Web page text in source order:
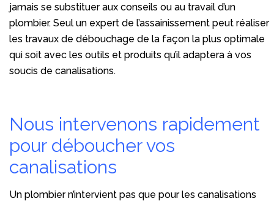
jamais se substituer aux conseils ou au travail d’un
plombier. Seul un expert de l’assainissement peut réaliser
les travaux de débouchage de la façon la plus optimale
qui soit avec les outils et produits qu’il adaptera à vos
soucis de canalisations.
Nous intervenons rapidement
pour déboucher vos
canalisations
Un plombier n’intervient pas que pour les canalisations